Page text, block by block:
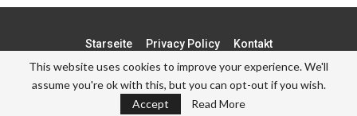
Starseite Privacy Policy Kontakt
© - . All Rights Reserved.
This website uses cookies to improve your experience. We'll
assume you're ok with this, but you can opt-out if you wish.
Accept
Read More